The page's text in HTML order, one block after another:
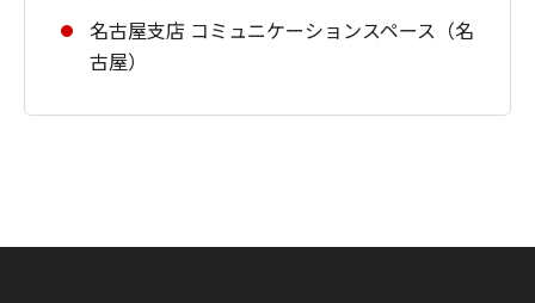
名古屋支店 コミュニケーションスペース（名
古屋）